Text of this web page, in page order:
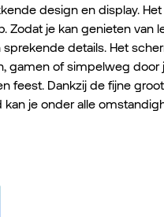
design en display.
Zodat je kan genieten van
sprekende details. Het
gamen of simpelweg door
feest. Dankzij de fijne
kan je onder alle